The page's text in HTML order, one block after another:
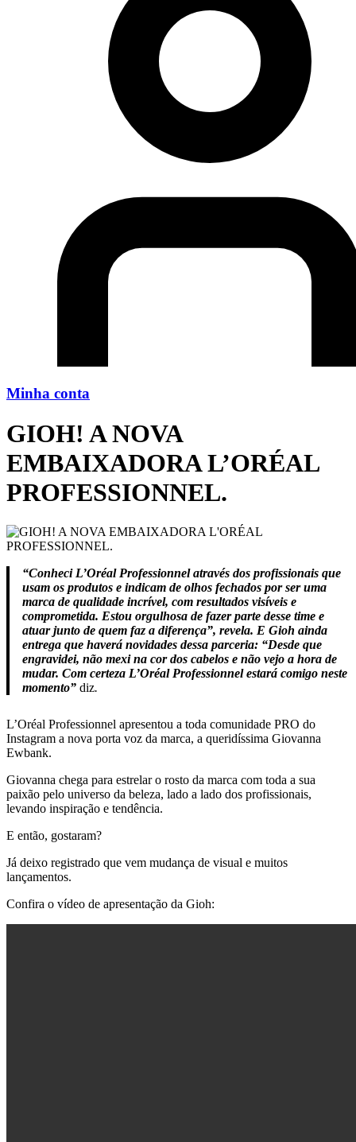
Minha conta
GIOH! A NOVA
EMBAIXADORA L’ORÉAL
PROFESSIONNEL.
“Conheci L’Oréal Professionnel através dos profissionais que
usam os produtos e indicam de olhos fechados por ser uma
marca de qualidade incrível, com resultados visíveis e
comprometida. Estou orgulhosa de fazer parte desse time e
atuar junto de quem faz a diferença”, revela. E Gioh ainda
entrega que haverá novidades dessa parceria: “Desde que
engravidei, não mexi na cor dos cabelos e não vejo a hora de
mudar. Com certeza L’Oréal Professionnel estará comigo neste
momento” diz.
L’Oréal Professionnel apresentou a toda comunidade PRO do
Instagram a nova porta voz da marca, a queridíssima Giovanna
Ewbank.
Giovanna chega para estrelar o rosto da marca com toda a sua
paixão pelo universo da beleza, lado a lado dos profissionais,
levando inspiração e tendência.
E então, gostaram?
Já deixo registrado que vem mudança de visual e muitos
lançamentos.
Confira o vídeo de apresentação da Gioh: